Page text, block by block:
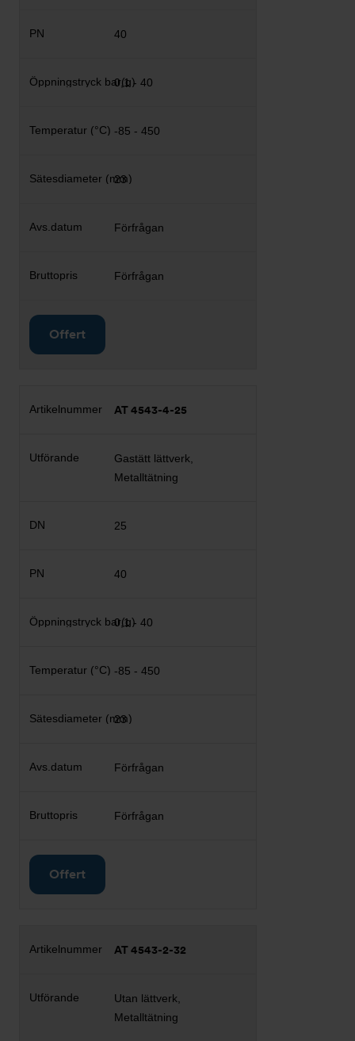
40
0,1 - 40
-85 - 450
23
Förfrågan
Förfrågan
Offert
AT 4543-4-25
Gastätt lättverk,
Metalltätning
25
40
0,1 - 40
-85 - 450
23
Förfrågan
Förfrågan
Offert
AT 4543-2-32
Utan lättverk,
Metalltätning